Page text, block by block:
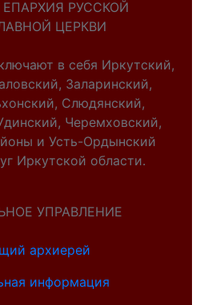
РУССКОЙ
ЦЕРКВИ
в себя Иркутский,
Заларинский,
Слюдянский,
Черемховский,
и Усть-Ордынский
Иркутской области.
УПРАВЛЕНИЕ
архиерей
информация